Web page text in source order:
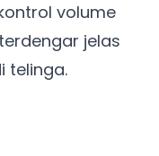
volume
jelas
telinga.